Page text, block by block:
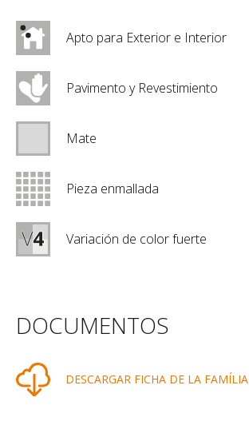
Apto para Exterior e Interior
Pavimento y Revestimiento
Mate
Pieza enmallada
Variación de color fuerte
DOCUMENTOS
DESCARGAR FICHA DE LA FAMÍLIA